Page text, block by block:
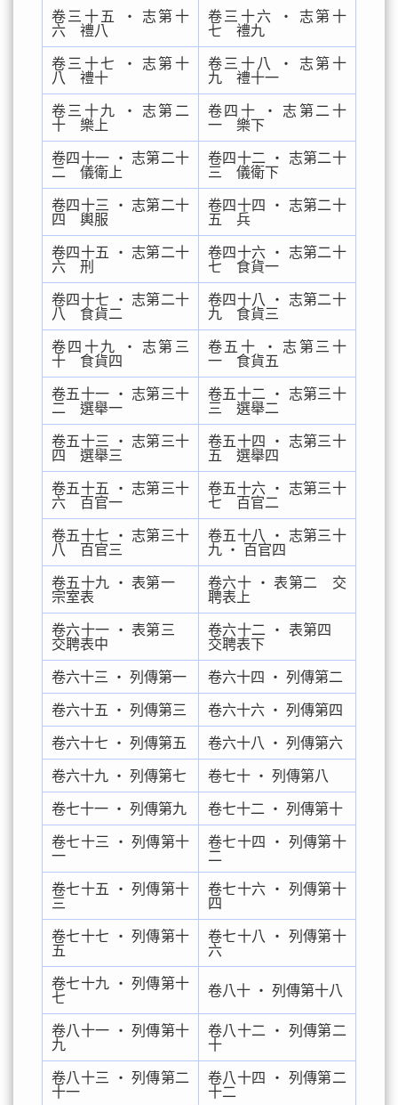
卷三十五 ‧ 志第十
六 禮八
卷三十六 ‧ 志第十
七 禮九
卷三十七 ‧ 志第十
八 禮十
卷三十八 ‧ 志第十
九 禮十一
卷三十九 ‧ 志第二
十 樂上
卷四十 ‧ 志第二十
一 樂下
卷四十一 ‧ 志第二十
二 儀衛上
卷四十二 ‧ 志第二十
三 儀衛下
卷四十三 ‧ 志第二十
四 輿服
卷四十四 ‧ 志第二十
五 兵
卷四十五 ‧ 志第二十
六 刑
卷四十六 ‧ 志第二十
七 食貨一
卷四十七 ‧ 志第二十
八 食貨二
卷四十八 ‧ 志第二十
九 食貨三
卷四十九 ‧ 志第三
十 食貨四
卷五十 ‧ 志第三十
一 食貨五
卷五十一 ‧ 志第三十
二 選舉一
卷五十二 ‧ 志第三十
三 選舉二
卷五十三 ‧ 志第三十
四 選舉三
卷五十四 ‧ 志第三十
五 選舉四
卷五十五 ‧ 志第三十
六 百官一
卷五十六 ‧ 志第三十
七 百官二
卷五十七 ‧ 志第三十
八 百官三
卷五十八 ‧ 志第三十
九 ‧ 百官四
卷五十九 ‧ 表第一
宗室表
卷六十 ‧ 表第二 交
聘表上
卷六十一 ‧ 表第三
交聘表中
卷六十二 ‧ 表第四
交聘表下
卷六十三 ‧ 列傳第一 卷六十四 ‧ 列傳第二
卷六十五 ‧ 列傳第三 卷六十六 ‧ 列傳第四
卷六十七 ‧ 列傳第五 卷六十八 ‧ 列傳第六
卷六十九 ‧ 列傳第七 卷七十 ‧ 列傳第八
卷七十一 ‧ 列傳第九 卷七十二 ‧ 列傳第十
卷七十三 ‧ 列傳第十
一
卷七十四 ‧ 列傳第十
二
卷七十五 ‧ 列傳第十
三
卷七十六 ‧ 列傳第十
四
卷七十七 ‧ 列傳第十
五
卷七十八 ‧ 列傳第十
六
卷七十九 ‧ 列傳第十
七
卷八十 ‧ 列傳第十八
卷八十一 ‧ 列傳第十
九
卷八十二 ‧ 列傳第二
十
卷八十三 ‧ 列傳第二
十一
卷八十四 ‧ 列傳第二
十二